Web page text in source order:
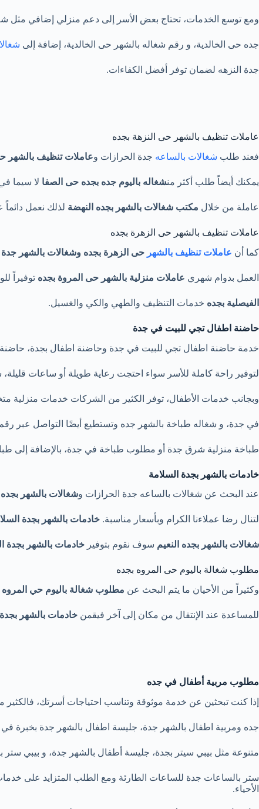
ومع توسع الخدمات، تحتاج بعض الأسر إلى دعم منزلي إضافي مثل
جده حى الخالدية، و رقم شغاله بالشهر حى الخالدية، إضافة إلى
جدة النزهه لضمان توفر أفضل الكفاءات.
عاملات تنظيف بالشهر حى النزهة بجده
فعند طلب شغالات بالساعه جدة الحرازات وعاملات تنظيف بالشهر
يمكنك أيضاً طلب أكثر منشغاله باليوم جده بجده حى الصفا لا سيما
عاملة من خلال مكتب شغالات بالشهر بجده النهضة لذلك نعمل دائماً
عاملات تنظيف بالشهر حى الزهرة بجده
كما أن عاملات تنظيف بالشهر حى الزهرة بجده وشغالات بالشهر جدة
العمل بدوام شهري عاملات منزلية بالشهر حى المروة بجده توفيراً
الفيصلية بجده خدمات التنظيف والطهي والكي والغسيل.
حاضنة اطفال تجي للبيت في جدة
خدمة حاضنة اطفال تجي للبيت في جدة وحاضنة اطفال بجدة،
لتوفير راحة كاملة للأسر سواء احتجت رعاية طويلة أو ساعات
وبجانب خدمات الأطفال، توفر الكثير من الشركات خدمات منزلية
في جدة، و شغاله طباخة بالشهر جده وتستطيع أيضًا التواصل عبر
طباخة منزلية شرق جدة أو مطلوب طباخة في جدة، بالإضافة إلى
خادمات بالشهر بجدة السلامة
عند البحث عن شغالات بالساعه جدة الحرازات وشغالات بالشهر
لتنال رضا عملاءنا الكرام وبأسعار مناسبة. خادمات بالشهر بجدة
شغالات بالشهر بجده النعيم سوف نقوم بتوفير خادمات بالشهر بجدة
مطلوب شغالة باليوم حى المروه بجده
وكثيراً من الأحيان ما يتم البحث عن مطلوب شغالة باليوم حي
للمساعدة عند الإنتقال من مكان إلى آخر فيقمن خادمات بالشهر
مطلوب مربية أطفال في جده
إذا كنت تبحثين عن خدمة موثوقة وتناسب احتياجات أسرتك،
جده ومربية اطفال بالشهر جدة، جليسة اطفال بالشهر جدة بخبرة في
متنوعة مثل بيبي سيتر بجدة، جليسة أطفال بالشهر جدة، و بيبي
ستر بالساعات جدة للساعات الطارئة ومع الطلب المتزايد على
الأحياء.